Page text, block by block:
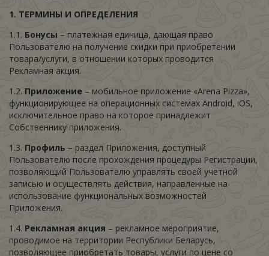
1. ТЕРМИНЫ И ОПРЕДЕЛЕНИЯ
1.1. Бонусы – платежная единица, дающая право
Пользователю на получение скидки при приобретении
товара/услуги, в отношении которых проводится
Рекламная акция.
1.2. Приложение – мобильное приложение «Arena Pizza»,
функционирующее на операционных системах Android, iOS,
исключительное право на которое принадлежит
Собственнику приложения.
1.3. Профиль – раздел Приложения, доступный
Пользователю после прохождения процедуры Регистрации,
позволяющий Пользователю управлять своей учетной
записью и осуществлять действия, направленные на
использование функциональных возможностей
Приложения.
1.4. Рекламная акция – рекламное мероприятие,
проводимое на территории Республики Беларусь,
позволяющее приобретать товары, услуги по цене со